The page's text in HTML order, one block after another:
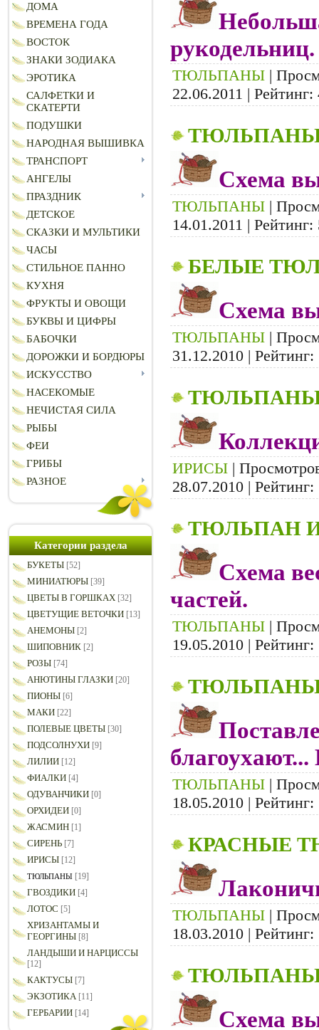
ДОМА
ВРЕМЕНА ГОДА
ВОСТОК
ЗНАКИ ЗОДИАКА
ЭРОТИКА
САЛФЕТКИ И
СКАТЕРТИ
ПОДУШКИ
НАРОДНАЯ ВЫШИВКА
ТРАНСПОРТ
АНГЕЛЫ
ПРАЗДНИК
ДЕТСКОЕ
СКАЗКИ И МУЛЬТИКИ
ЧАСЫ
СТИЛЬНОЕ ПАННО
КУХНЯ
ФРУКТЫ И ОВОЩИ
БУКВЫ И ЦИФРЫ
БАБОЧКИ
ДОРОЖКИ И БОРДЮРЫ
ИСКУССТВО
НАСЕКОМЫЕ
НЕЧИСТАЯ СИЛА
РЫБЫ
ФЕИ
ГРИБЫ
РАЗНОЕ
Категории раздела
БУКЕТЫ [52]
МИНИАТЮРЫ [39]
ЦВЕТЫ В ГОРШКАХ [32]
ЦВЕТУЩИЕ ВЕТОЧКИ [13]
АНЕМОНЫ [2]
ШИПОВНИК [2]
РОЗЫ [74]
АНЮТИНЫ ГЛАЗКИ [20]
ПИОНЫ [6]
МАКИ [22]
ПОЛЕВЫЕ ЦВЕТЫ [30]
ПОДСОЛНУХИ [9]
ЛИЛИИ [12]
ФИАЛКИ [4]
ОДУВАНЧИКИ [0]
ОРХИДЕИ [0]
ЖАСМИН [1]
СИРЕНЬ [7]
ИРИСЫ [12]
ТЮЛЬПАНЫ [19]
ГВОЗДИКИ [4]
ЛОТОС [5]
ХРИЗАНТАМЫ И
ГЕОРГИНЫ [8]
ЛАНДЫШИ И НАРЦИССЫ
[12]
КАКТУСЫ [7]
ЭКЗОТИКА [11]
ГЕРБАРИИ [14]
рукодельниц.
ТЮЛЬПАНЫ |
22.06.2011 | Рейтинг:
ТЮЛЬПАНЫ
Схема
ТЮЛЬПАНЫ |
14.01.2011 | Рейтинг:
БЕЛЫЕ
Схема
ТЮЛЬПАНЫ |
31.12.2010 | Рейтинг:
ИРИСЫ |
28.07.2010 | Рейтинг:
ТЮЛЬПАН
Схема
частей.
ТЮЛЬПАНЫ |
19.05.2010 | Рейтинг:
ТЮЛЬПАНЫ |
18.05.2010 | Рейтинг:
КРАСНЫЕ
ТЮЛЬПАНЫ |
18.03.2010 | Рейтинг:
Схема